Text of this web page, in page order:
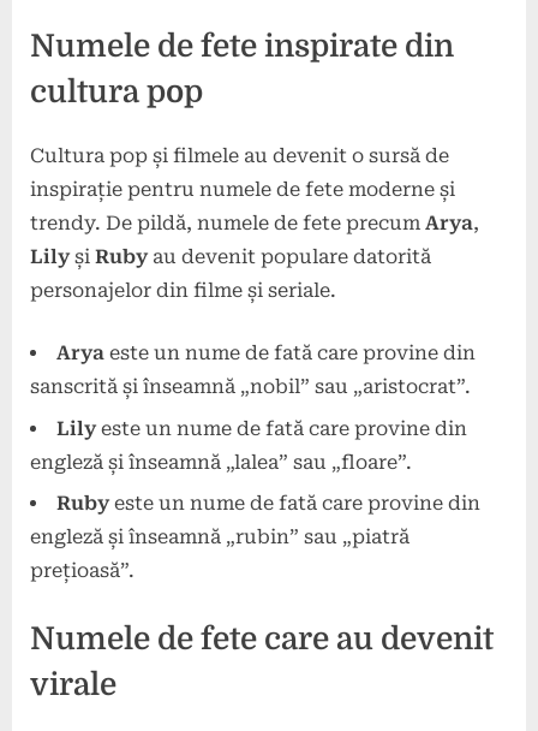
Numele de fete inspirate din
cultura pop
Cultura pop și filmele au devenit o sursă de
inspirație pentru numele de fete moderne și
trendy. De pildă, numele de fete precum Arya,
Lilyși Rubyau devenit populare datorită
personajelor din filme și seriale.
Arya este un nume de fată care provine din
sanscrită și înseamnă „nobil” sau „aristocrat”.
Lilyeste un nume de fată care provine din
engleză și înseamnă „lalea” sau „floare”.
Rubyeste un nume de fată care provine din
engleză și înseamnă „rubin” sau „piatră
prețioasă”.
Numele de fete care au devenit
virale